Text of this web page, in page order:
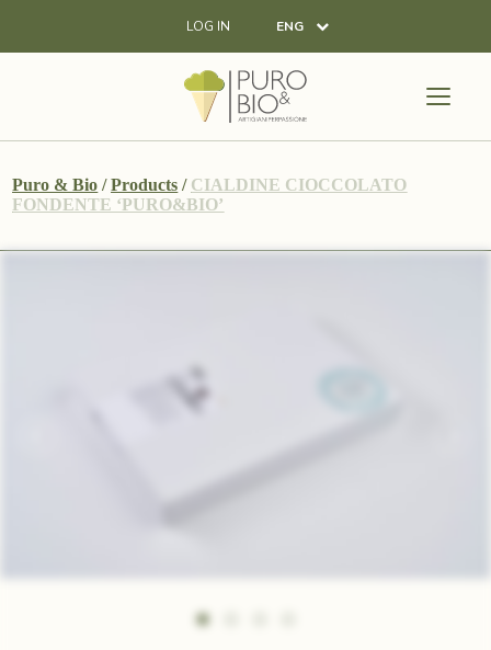
Puro & Bio /Products / CIALDINE CIOCCOLATO
FONDENTE ‘PURO&BIO’
LOG IN ENG